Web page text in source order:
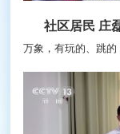
社区居民 庄
万象，有玩的、跳的